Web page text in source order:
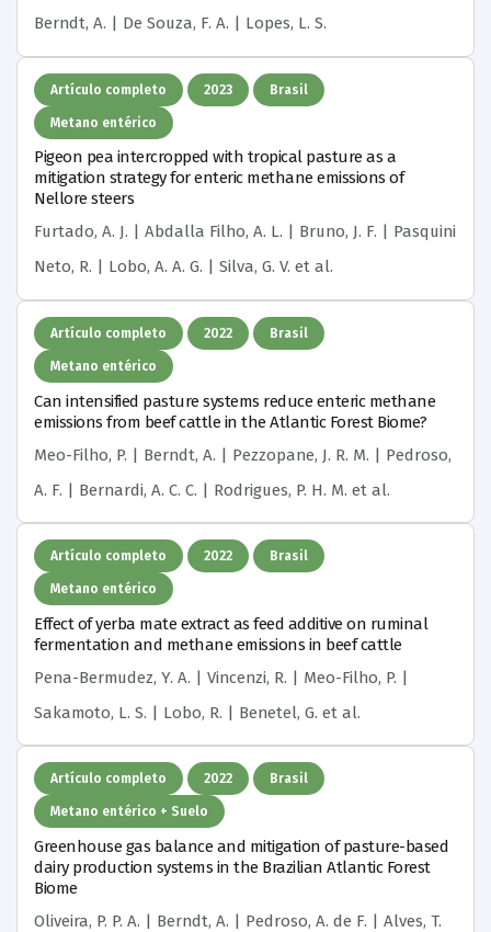
Berndt, A. | De Souza, F. A. | Lopes, L. S.
Artículo completo 2023 Brasil
Metano entérico
Pigeon pea intercropped with tropical pasture as a
mitigation strategy for enteric methane emissions of
Nellore steers
Furtado, A. J. | Abdalla Filho, A. L. | Bruno, J. F. | Pasquini
Neto, R. | Lobo, A. A. G. | Silva, G. V. et al.
Artículo completo 2022 Brasil
Metano entérico
Can intensified pasture systems reduce enteric methane
emissions from beef cattle in the Atlantic Forest Biome?
Meo-Filho, P. | Berndt, A. | Pezzopane, J. R. M. | Pedroso,
A. F. | Bernardi, A. C. C. | Rodrigues, P. H. M. et al.
Artículo completo 2022 Brasil
Metano entérico
Effect of yerba mate extract as feed additive on ruminal
fermentation and methane emissions in beef cattle
Pena-Bermudez, Y. A. | Vincenzi, R. | Meo-Filho, P. |
Sakamoto, L. S. | Lobo, R. | Benetel, G. et al.
Artículo completo 2022 Brasil
Metano entérico + Suelo
Greenhouse gas balance and mitigation of pasture-based
dairy production systems in the Brazilian Atlantic Forest
Biome
Oliveira, P. P. A. | Berndt, A. | Pedroso, A. de F. | Alves, T.